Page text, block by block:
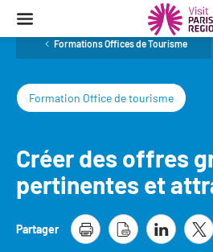
Contenu
Navigation
principale
Recherche
Conjoncture
Profils des clientèles
Aides et financements
Aides financières et subventions
Les Offices de Tourisme
Services aux clientèles
Calendrier des opérations
Travel Trade News
Organisez votre séminaire
Se déplacer à Paris Region
Evénements & actualités
Expositions
Volontaires du Tourisme
Formations Offices de Tourisme
Formation Office de tourisme
Créer des offres
pertinentes et
Partager